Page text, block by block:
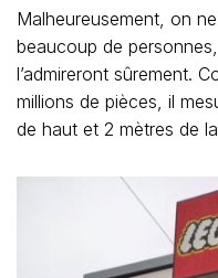
Malheureusement, on
beaucoup de
l’admireront sûrement.
millions de pièces, il
de haut et 2 mètres de